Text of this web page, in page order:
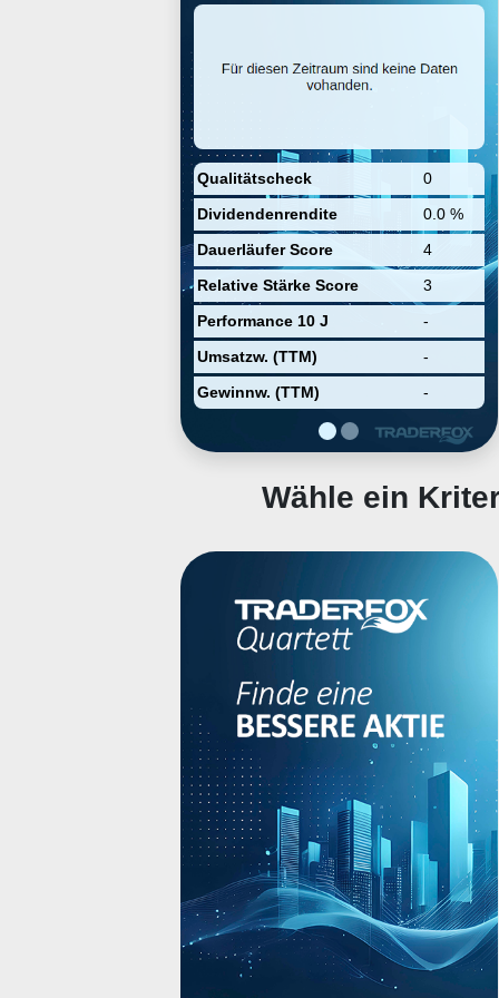
Qualitätscheck
0
Dividendenrendite
0.0 %
Dauerläufer Score
4
Relative Stärke Score
3
Performance 10 J
-
Umsatzw. (TTM)
-
Gewinnw. (TTM)
-
The company combines expertise
class of computer systems that
enhance AI performance. By
through its groundbreaking
technology.
Wähle ein